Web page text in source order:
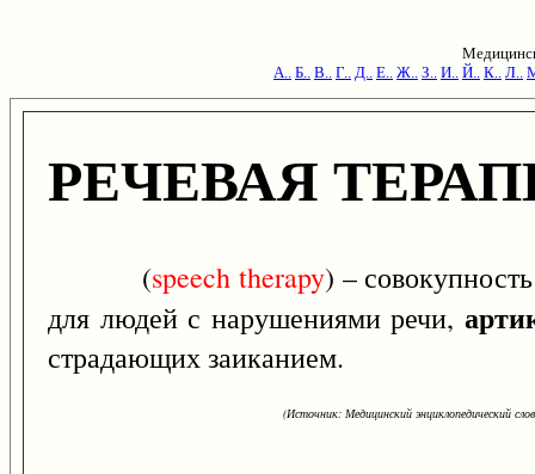
А.. Б.. В.. Г.. Д.. Е.. Ж.. З.. И.. Й.. К.. Л..
РЕЧЕВАЯ
(speech therapy) –
для людей с нарушениями речи,
страдающих заиканием.
(Источник: Медицинский энциклопедический